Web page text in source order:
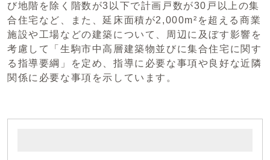
び地階を除く階数が3以下で計画戸数が30戸以上の集
合住宅など、また、延床面積が2,000m²を超える商業
施設や工場などの建築について、周辺に及ぼす影響を
考慮して「生駒市中高層建築物並びに集合住宅に関す
る指導要綱」を定め、指導に必要な事項や良好な近隣
関係に必要な事項を示しています。